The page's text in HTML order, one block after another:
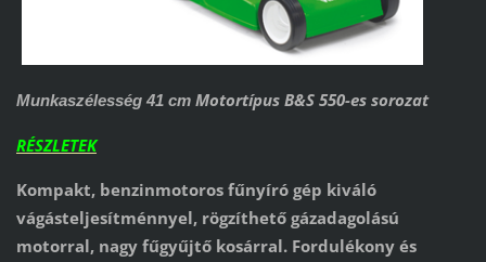
Munkaszélesség 41 cm Motortípus B&S 550-es sorozat
RÉSZLETEK
Kompakt, benzinmotoros fűnyíró gép kiváló
vágásteljesítménnyel, rögzíthető gázadagolású
motorral, nagy fűgyűjtő kosárral. Fordulékony és